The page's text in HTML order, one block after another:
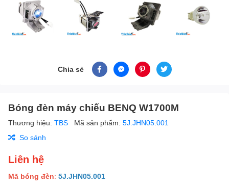
Chia sẻ
Bóng đèn máy chiếu BENQ W1700M
Thương hiệu: TBS Mã sản phẩm: 5J.JHN05.001
So sánh
Liên hệ
Mã bóng đèn: 5J.JHN05.001